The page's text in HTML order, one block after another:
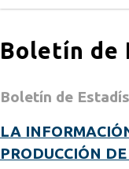
Boletín de
Boletín de
LA
PRODUCCIÓN